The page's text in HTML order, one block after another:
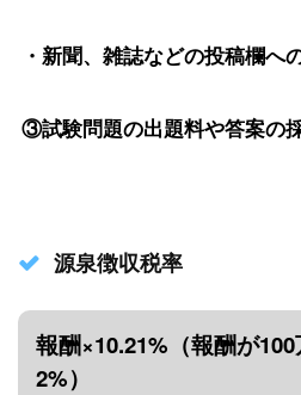
・新聞、雑誌などの投稿欄へ
③試験問題の出題料や答案の
源泉徴収税率
報酬×10.21%（報酬が
2%）